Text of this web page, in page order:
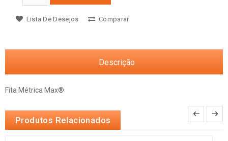
Lista De Desejos Comparar
Descrição
Fita Métrica Max®
Produtos Relacionados